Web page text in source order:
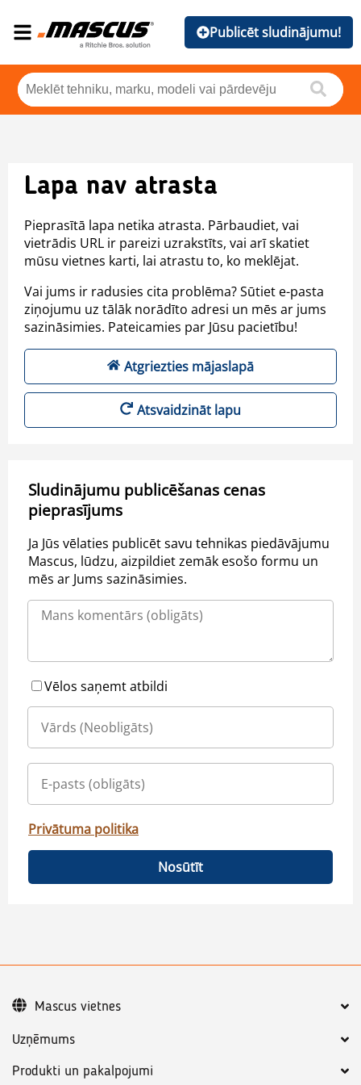
Publicēt sludinājumu!
Lapa nav atrasta
Pieprasītā lapa netika atrasta. Pārbaudiet, vai
vietrādis URL ir pareizi uzrakstīts, vai arī skatiet
mūsu vietnes karti, lai atrastu to, ko meklējat.
Vai jums ir radusies cita problēma? Sūtiet e-pasta
ziņojumu uz tālāk norādīto adresi un mēs ar jums
sazināsimies. Pateicamies par Jūsu pacietību!
Atgriezties mājaslapā
Atsvaidzināt lapu
Sludinājumu publicēšanas cenas
pieprasījums
Ja Jūs vēlaties publicēt savu tehnikas piedāvājumu
Mascus, lūdzu, aizpildiet zemāk esošo formu un
mēs ar Jums sazināsimies.
Vēlos saņemt atbildi
Privātuma politika
Nosūtīt
Uzņēmums
Produkti un pakalpojumi
Mascus vietnes